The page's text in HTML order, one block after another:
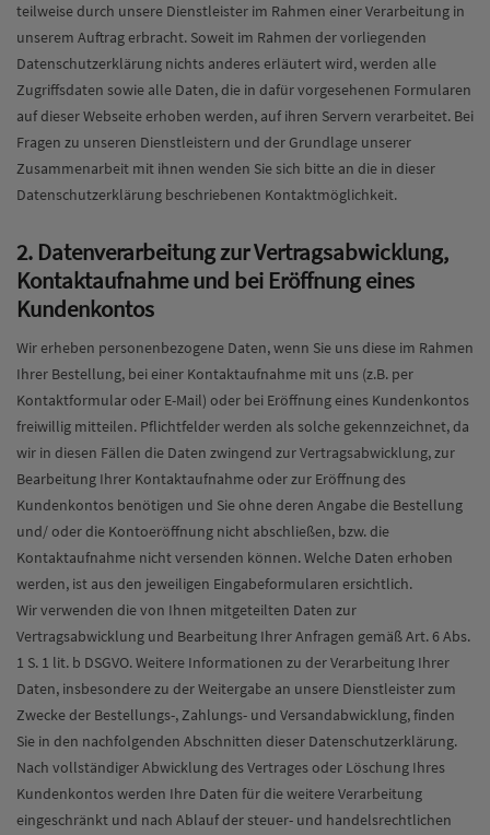
teilweise durch unsere Dienstleister im Rahmen einer Verarbeitung in
unserem Auftrag erbracht. Soweit im Rahmen der vorliegenden
Datenschutzerklärung nichts anderes erläutert wird, werden alle
Zugriffsdaten sowie alle Daten, die in dafür vorgesehenen Formularen
auf dieser Webseite erhoben werden, auf ihren Servern verarbeitet. Bei
Fragen zu unseren Dienstleistern und der Grundlage unserer
Zusammenarbeit mit ihnen wenden Sie sich bitte an die in dieser
Datenschutzerklärung beschriebenen Kontaktmöglichkeit.
2. Datenverarbeitung zur Vertragsabwicklung,
Kontaktaufnahme und bei Eröffnung eines
Kundenkontos
Wir erheben personenbezogene Daten, wenn Sie uns diese im Rahmen
Ihrer Bestellung, bei einer Kontaktaufnahme mit uns (z.B. per
Kontaktformular oder E-Mail) oder bei Eröffnung eines Kundenkontos
freiwillig mitteilen. Pflichtfelder werden als solche gekennzeichnet, da
wir in diesen Fällen die Daten zwingend zur Vertragsabwicklung, zur
Bearbeitung Ihrer Kontaktaufnahme oder zur Eröffnung des
Kundenkontos benötigen und Sie ohne deren Angabe die Bestellung
und/ oder die Kontoeröffnung nicht abschließen, bzw. die
Kontaktaufnahme nicht versenden können. Welche Daten erhoben
werden, ist aus den jeweiligen Eingabeformularen ersichtlich.
Wir verwenden die von Ihnen mitgeteilten Daten zur
Vertragsabwicklung und Bearbeitung Ihrer Anfragen gemäß Art. 6 Abs.
1 S. 1 lit. b DSGVO. Weitere Informationen zu der Verarbeitung Ihrer
Daten, insbesondere zu der Weitergabe an unsere Dienstleister zum
Zwecke der Bestellungs-, Zahlungs- und Versandabwicklung, finden
Sie in den nachfolgenden Abschnitten dieser Datenschutzerklärung.
Nach vollständiger Abwicklung des Vertrages oder Löschung Ihres
Kundenkontos werden Ihre Daten für die weitere Verarbeitung
eingeschränkt und nach Ablauf der steuer- und handelsrechtlichen